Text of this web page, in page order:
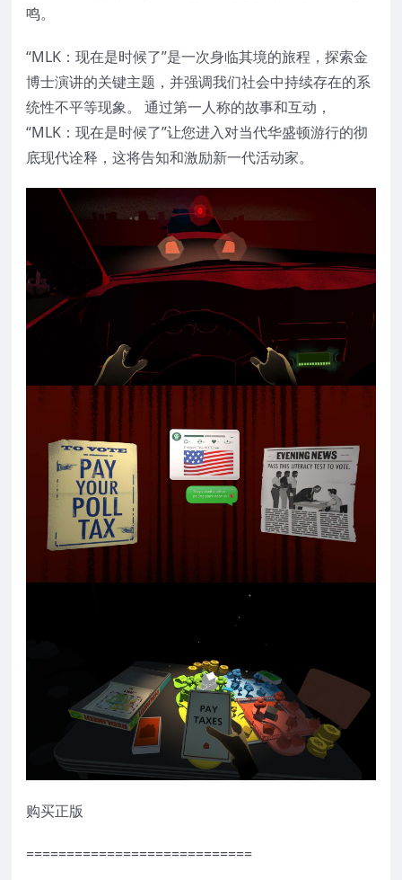
鸣。
“MLK：现在是时候了”是一次身临其境的旅程，探索金
博士演讲的关键主题，并强调我们社会中持续存在的系
统性不平等现象。 通过第一人称的故事和互动，
“MLK：现在是时候了”让您进入对当代华盛顿游行的彻
底现代诠释，这将告知和激励新一代活动家。
购买正版
============================